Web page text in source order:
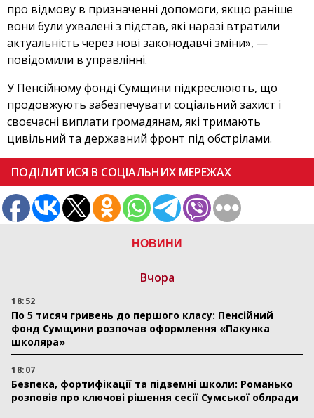
НОВИНИ
Вчора
18:52
По 5 тисяч гривень до першого класу: Пенсійний
фонд Сумщини розпочав оформлення «Пакунка
школяра»
18:07
Безпека, фортифікації та підземні школи: Романько
розповів про ключові рішення сесії Сумської облради
про відмову в призначенні допомоги, якщо раніше
вони були ухвалені з підстав, які наразі втратили
актуальність через нові законодавчі зміни», —
повідомили в управлінні.
У Пенсійному фонді Сумщини підкреслюють, що
продовжують забезпечувати соціальний захист і
своєчасні виплати громадянам, які тримають
цивільний та державний фронт під обстрілами.
ПОДІЛИТИСЯ В СОЦІАЛЬНИХ МЕРЕЖАХ